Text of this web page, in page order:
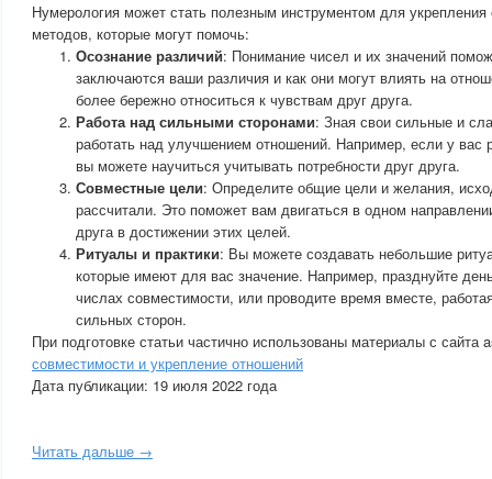
Нумерология может стать полезным инструментом для
методов, которые могут помочь:
Осознание различий: Понимание чисел и их значений
заключаются ваши различия и как они могут влиять на
более бережно относиться к чувствам друг друга.
Работа над сильными сторонами: Зная свои сильные и
работать над улучшением отношений. Например, если у
вы можете научиться учитывать потребности друг друга.
Совместные цели: Определите общие цели и желания,
рассчитали. Это поможет вам двигаться в одном
друга в достижении этих целей.
Ритуалы и практики: Вы можете создавать небольшие
которые имеют для вас значение. Например, празднуйте
числах совместимости, или проводите время вместе,
сильных сторон.
При подготовке статьи частично использованы материалы с
совместимости и укрепление отношений
Дата публикации: 19 июля 2022 года
Читать дальше →